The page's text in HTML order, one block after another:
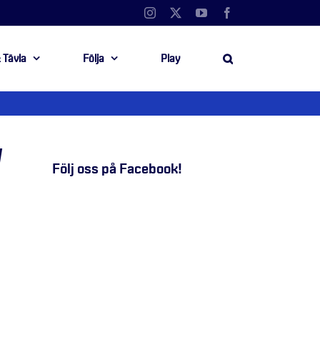
Instagram YouTube
Tävla Följa Play
Följ oss på Facebook!